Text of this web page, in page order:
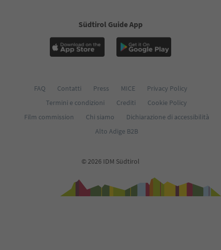
Südtirol Guide App
FAQ Contatti Press MICE
Privacy Policy
Termini e condizioni
Crediti
Cookie Policy
Film commission
Chi siamo
Dichiarazione di accessibilità
Alto Adige B2B
© 2026 IDM Südtirol